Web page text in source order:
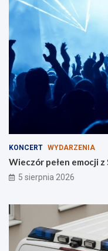
m
l
ó
w
–
p
l
a
e
z
a
b
a
b
u
d
e
z
e
g
a
p
!
KONCERT WYDARZENIA
Wieczór pełen emocji z
5 sierpnia 2026